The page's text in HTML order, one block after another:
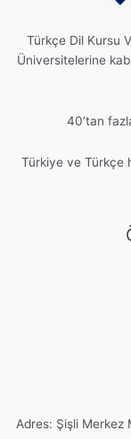
Türkçe Dil Kursu
Üniversitelerine
40’tan
Türkiye ve Türkçe
Adres: Şişli Merkez